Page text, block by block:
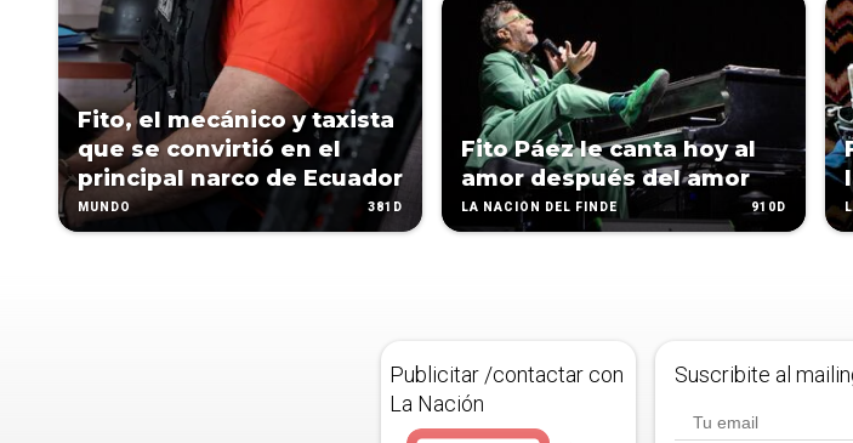
Fito, el mecánico y taxista
que se convirtió en el
principal narco de Ecuador
MUNDO 381D
Fito Páez le canta hoy al
amor después del amor
LA NACIÓN DEL FINDE 910D
Publicitar /contactar con
La Nación
Suscribite al